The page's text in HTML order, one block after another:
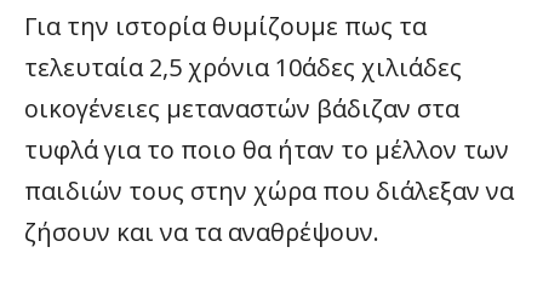
Για την ιστορία θυμίζουμε πως τα
τελευταία 2,5 χρόνια 10άδες χιλιάδες
οικογένειες μεταναστών βάδιζαν στα
τυφλά για το ποιο θα ήταν το μέλλον των
παιδιών τους στην χώρα που διάλεξαν να
ζήσουν και να τα αναθρέψουν.